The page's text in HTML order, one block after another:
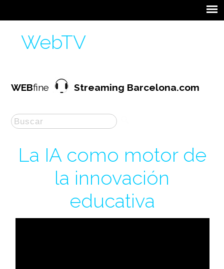
WebTV
WEBfineStreaming Barcelona.com
La IA como motor de
la innovación
educativa